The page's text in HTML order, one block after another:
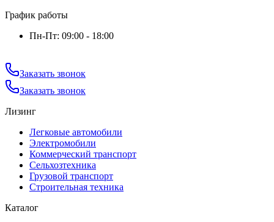
График работы
Пн-Пт: 09:00 - 18:00
Заказать звонок
Заказать звонок
Лизинг
Легковые автомобили
Электромобили
Коммерческий транспорт
Сельхозтехника
Грузовой транспорт
Строительная техника
Каталог